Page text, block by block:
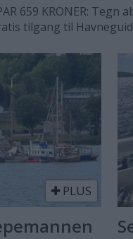
659 KRONER:
tilgang til
PLUS